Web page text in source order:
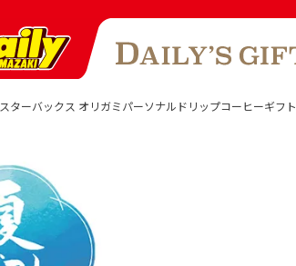
スターバックス オリガミパーソナルドリップコーヒーギフト